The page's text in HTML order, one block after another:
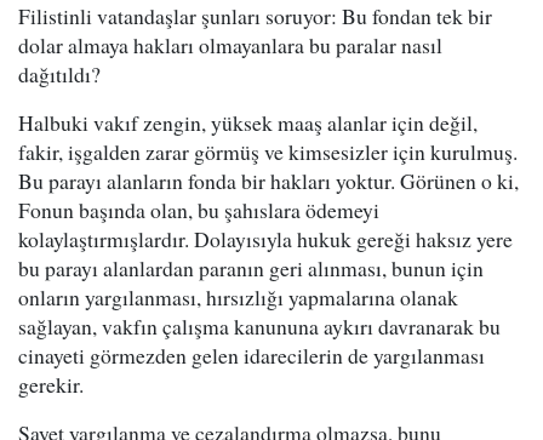
Filistinli vatandaşlar şunları soruyor: Bu fondan tek bir
dolar almaya hakları olmayanlara bu paralar nasıl
dağıtıldı?
Halbuki vakıf zengin, yüksek maaş alanlar için değil,
fakir, işgalden zarar görmüş ve kimsesizler için kurulmuş.
Bu parayı alanların fonda bir hakları yoktur. Görünen o ki,
Fonun başında olan, bu şahıslara ödemeyi
kolaylaştırmışlardır. Dolayısıyla hukuk gereği haksız yere
bu parayı alanlardan paranın geri alınması, bunun için
onların yargılanması, hırsızlığı yapmalarına olanak
sağlayan, vakfın çalışma kanununa aykırı davranarak bu
cinayeti görmezden gelen idarecilerin de yargılanması
gerekir.
Şayet yargılanma ve cezalandırma olmazsa, bunu